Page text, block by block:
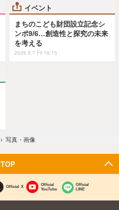
イベント
まちのこども財団設立記念シ
ンポ9/6…創造性と探究の未来
を考える
2026.8.7 Fri 16:15
› 写真・画像
TOP
Official X
Official
YouTube
Official
LINE